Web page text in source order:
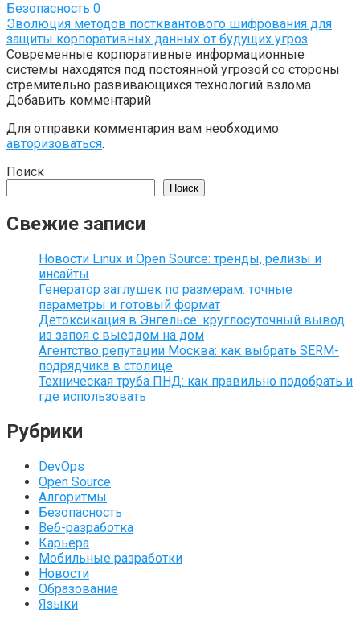
Безопасность 0
Эволюция методов постквантового шифрования для
защиты корпоративных данных от будущих угроз
Современные корпоративные информационные
системы находятся под постоянной угрозой со стороны
стремительно развивающихся технологий взлома
Добавить комментарий
Для отправки комментария вам необходимо
авторизоваться.
Поиск
Поиск
Свежие записи
Новости Linux и Open Source: тренды, релизы и
инсайты
Генератор заглушек по размерам: точные
параметры и готовый формат
Детоксикация в Энгельсе: круглосуточный вывод
из запоя с выездом на дом
Агентство репутации Москва: как выбрать SERM-
подрядчика в столице
Техническая труба ПНД: как правильно подобрать и
где использовать
Рубрики
DevOps
Open Source
Алгоритмы
Безопасность
Веб-разработка
Карьера
Мобильные разработки
Новости
Образование
Языки